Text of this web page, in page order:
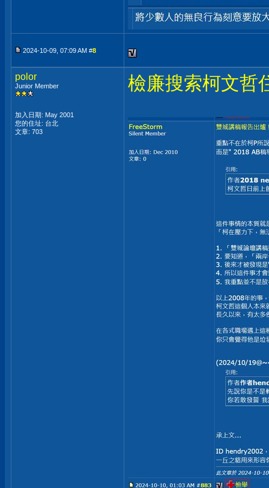
2024-10-09, 07:09 AM #8
polor
Junior Member
加入日期: May 2001
您的住址: 台北
文章: 703
檢廉搜索柯文哲